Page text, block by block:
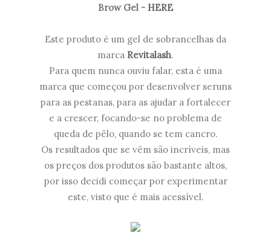
Brow Gel - HERE
Este produto é um gel de sobrancelhas da
marca Revitalash.
Para quem nunca ouviu falar, esta é uma
marca que começou por desenvolver seruns
para as pestanas, para as ajudar a fortalecer
e a crescer, focando-se no problema de
queda de pêlo, quando se tem cancro.
Os resultados que se vêm são incríveis, mas
os preços dos produtos são bastante altos,
por isso decidi começar por experimentar
este, visto que é mais acessível.